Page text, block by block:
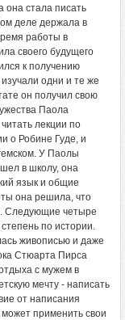
она стала писать
деле держала в
работы в
своего будущего
к получению
одни и те же
он получил свою
Паола
лекции по
о Робине Гуде, и
У Паолы
в школу, она
язык и общие
она решила, что
Следующие четыре
по истории.
живописью и даже
Стюарта Пирса
с мужем в
мечту - написать
от написания
применить свои